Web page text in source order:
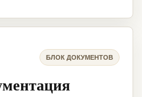
БЛОК ДОКУМЕНТОВ